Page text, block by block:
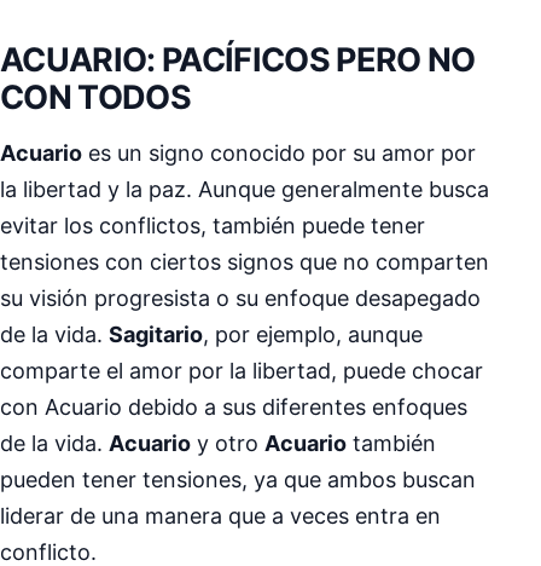
ACUARIO: PACÍFICOS PERO NO
CON TODOS
Acuario es un signo conocido por su amor por
la libertad y la paz. Aunque generalmente busca
evitar los conflictos, también puede tener
tensiones con ciertos signos que no comparten
su visión progresista o su enfoque desapegado
de la vida. Sagitario, por ejemplo, aunque
comparte el amor por la libertad, puede chocar
con Acuario debido a sus diferentes enfoques
de la vida. Acuario y otro Acuario también
pueden tener tensiones, ya que ambos buscan
liderar de una manera que a veces entra en
conflicto.